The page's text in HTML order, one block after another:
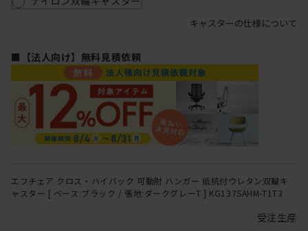
キャスターの仕様について
■【法人向け】無料見積依頼
エフチェア クロス・ハイバック 可動肘 ハンガー 抵抗付ウレタン双輪キ
ャスター [ ベース:ブラック / 張地:ダークグレーT ] KG137SAHM-T1T3
受注生産